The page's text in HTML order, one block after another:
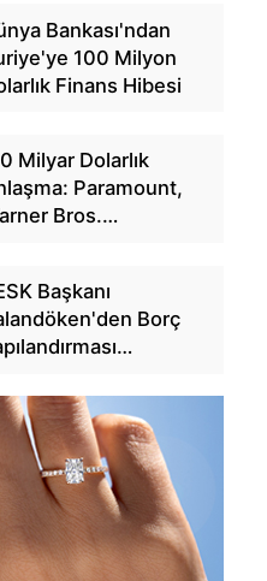
Bankası'ndan
100 Milyon
Finans Hibesi
Milyar Dolarlık
Paramount,
Bros.
Başkanı
Borç
Bin Başvuru